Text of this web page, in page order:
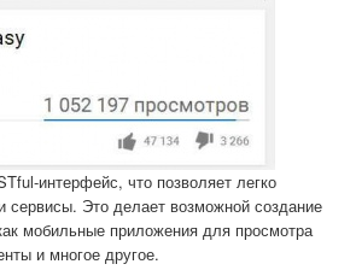
интерфейс, что позволяет легко
сервисы. Это делает возможной создание
мобильные приложения для просмотра
и многое другое.